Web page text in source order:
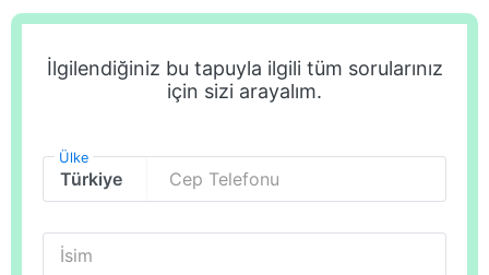
İlgilendiğiniz bu tapuyla ilgili tüm sorularınız
için sizi arayalım.
Ülke
Cep Telefonu
İsim